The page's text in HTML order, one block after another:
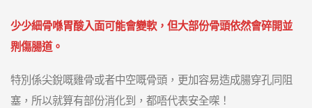
少少細骨喺胃酸入面可能會變軟，但大部份骨頭依然會碎開並
𠝹傷腸道。
特別係尖銳嘅雞骨或者中空嘅骨頭，更加容易造成腸穿孔同阻
塞，所以就算有部份消化到，都唔代表安全㗎！